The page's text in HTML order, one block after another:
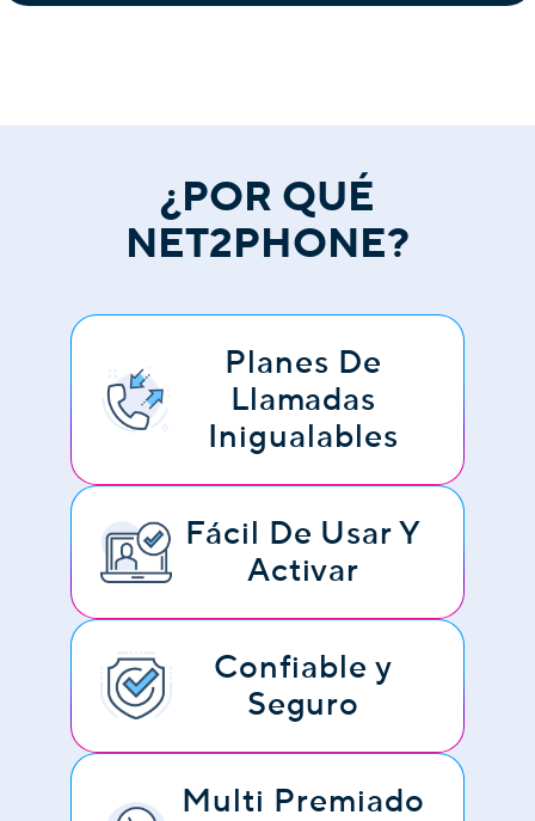
¿POR QUÉ
NET2PHONE?
Planes De
Llamadas
Inigualables
Fácil De Usar Y
Activar
Confiable y
Seguro
Multi Premiado